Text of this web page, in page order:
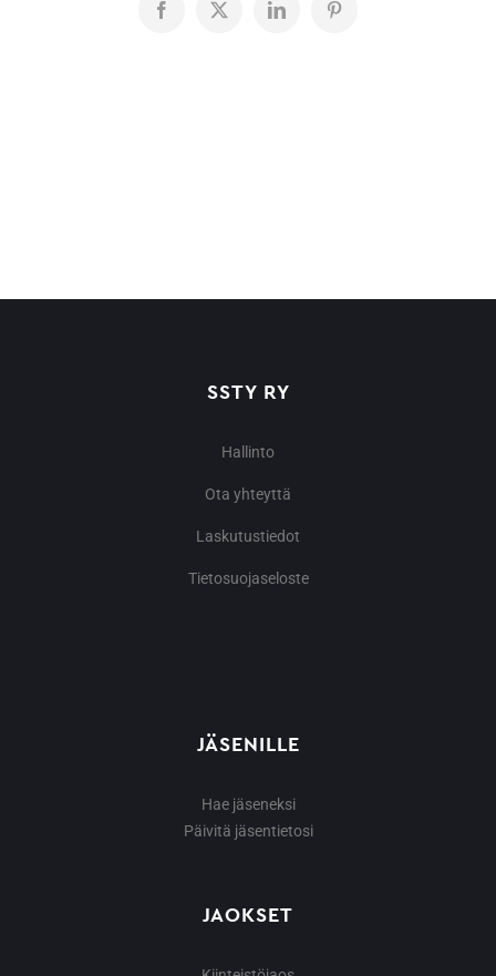
Facebook
X LinkedInPinterest
SSTY RY
Hallinto
Ota yhteyttä
Laskutustiedot
Tietosuojaseloste
JÄSENILLE
Hae jäseneksi
Päivitä jäsentietosi
JAOKSET